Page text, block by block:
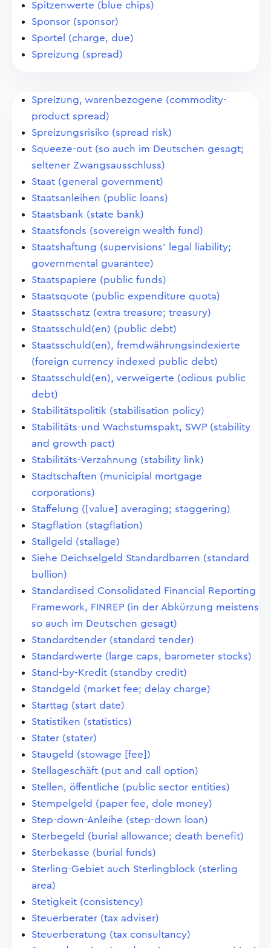
Spitzenwerte (blue chips)
Sponsor (sponsor)
Sportel (charge, due)
Spreizung (spread)
Spreizung, warenbezogene (commodity-
product spread)
Spreizungsrisiko (spread risk)
Squeeze-out (so auch im Deutschen gesagt;
seltener Zwangsausschluss)
Staat (general government)
Staatsanleihen (public loans)
Staatsbank (state bank)
Staatsfonds (sovereign wealth fund)
Staatshaftung (supervisions' legal liability;
governmental guarantee)
Staatspapiere (public funds)
Staatsquote (public expenditure quota)
Staatsschatz (extra treasure; treasury)
Staatsschuld(en) (public debt)
Staatsschuld(en), fremdwährungsindexierte
(foreign currency indexed public debt)
Staatsschuld(en), verweigerte (odious public
debt)
Stabilitätspolitik (stabilisation policy)
Stabilitäts-und Wachstumspakt, SWP (stability
and growth pact)
Stabilitäts-Verzahnung (stability link)
Stadtschaften (municipial mortgage
corporations)
Staffelung ([value] averaging; staggering)
Stagflation (stagflation)
Stallgeld (stallage)
Siehe Deichselgeld Standardbarren (standard
bullion)
Standardised Consolidated Financial Reporting
Framework, FINREP (in der Abkürzung meistens
so auch im Deutschen gesagt)
Standardtender (standard tender)
Standardwerte (large caps, barometer stocks)
Stand-by-Kredit (standby credit)
Standgeld (market fee; delay charge)
Starttag (start date)
Statistiken (statistics)
Stater (stater)
Staugeld (stowage [fee])
Stellageschäft (put and call option)
Stellen, öffentliche (public sector entities)
Stempelgeld (paper fee, dole money)
Step-down-Anleihe (step-down loan)
Sterbegeld (burial allowance; death benefit)
Sterbekasse (burial funds)
Sterling-Gebiet auch Sterlingblock (sterling
area)
Stetigkeit (consistency)
Steuerberater (tax adviser)
Steuerberatung (tax consultancy)